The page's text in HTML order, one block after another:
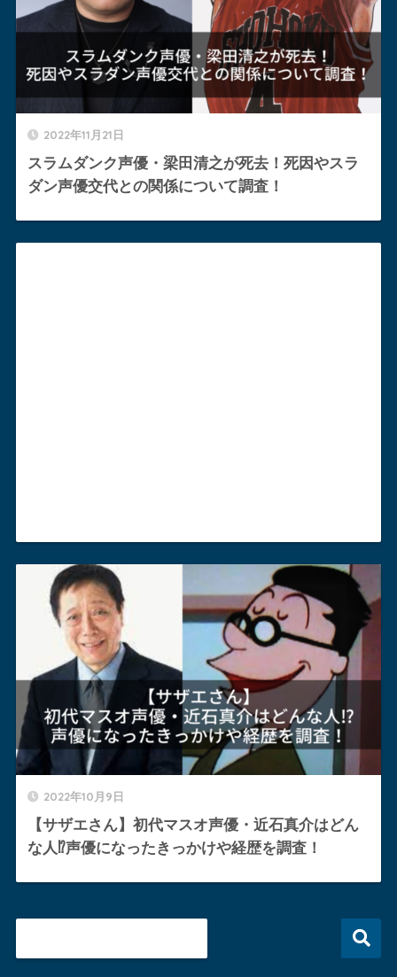
2022年11月21日
スラムダンク声優・梁田清之が死去！死因やスラ
ダン声優交代との関係について調査！
2022年10月9日
【サザエさん】初代マスオ声優・近石真介はどん
な人⁉︎声優になったきっかけや経歴を調査！